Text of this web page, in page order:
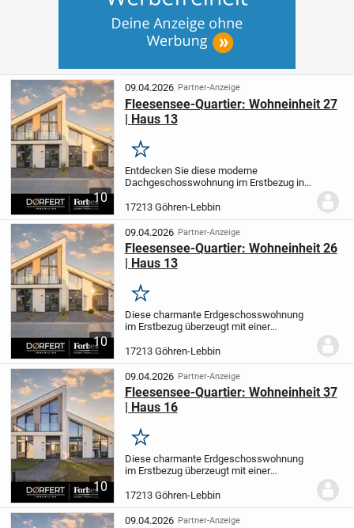
10
09.04.2026 Partner-Anzeige
Fleesensee-Quartier: Wohneinheit 27
| Haus 13
Merken
Entdecken Sie diese moderne
Dachgeschosswohnung im Erstbezug in
Auf 54,31 m² verteilen sich zwei Zimmer,
ein Schlafzimmer sowie ein Badezimmer -
ideal für...
17213 Göhren-Lebbin
10
09.04.2026 Partner-Anzeige
Fleesensee-Quartier: Wohneinheit 26
| Haus 13
Merken
Diese charmante Erdgeschosswohnung
im Erstbezug überzeugt mit einer
m² Wohnfläche. Die 2-Zimmer-Wohnung
verfügt über ein Schlafzimmer sowie ein
modernes...
17213 Göhren-Lebbin
10
09.04.2026 Partner-Anzeige
Fleesensee-Quartier: Wohneinheit 37
| Haus 16
Merken
Diese charmante Erdgeschosswohnung
im Erstbezug überzeugt mit einer
m² Wohnfläche. Die 2-Zimmer-Wohnung
verfügt über ein Schlafzimmer sowie ein
modernes...
17213 Göhren-Lebbin
09.04.2026 Partner-Anzeige